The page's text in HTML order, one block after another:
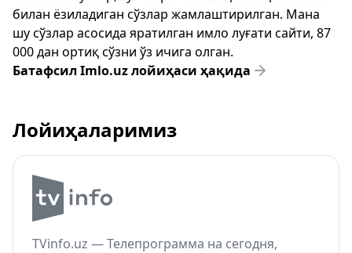
билан ёзиладиган сўзлар жамлаштирилган. Мана
шу сўзлар асосида яратилган имло луғати сайти, 87
000 дан ортиқ сўзни ўз ичига олган.
Батафсил Imlo.uz лойиҳаси ҳақида
Лойиҳаларимиз
TVinfo.uz — Телепрограмма на сегодня,